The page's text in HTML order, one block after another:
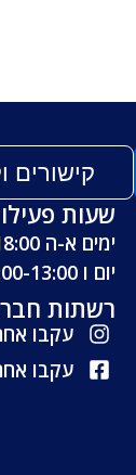
קישורים
שעות
ימים א-ה 08:00-18:00
יום ו 08:00-13:00
רשתות
עקבו
עקבו